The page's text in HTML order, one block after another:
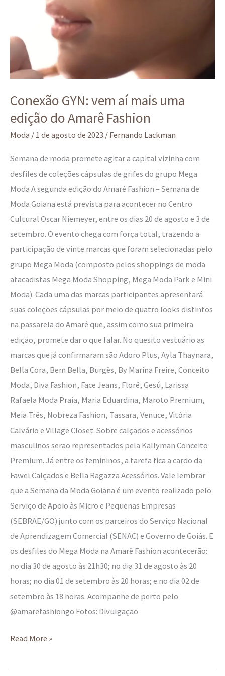
Conexão GYN: vem aí mais uma
edição do Amarê Fashion
Moda / 1 de agosto de 2023 / Fernando Lackman
Semana de moda promete agitar a capital vizinha com
desfiles de coleções cápsulas de grifes do grupo Mega
Moda A segunda edição do Amaré Fashion – Semana de
Moda Goiana está prevista para acontecer no Centro
Cultural Oscar Niemeyer, entre os dias 20 de agosto e 3 de
setembro. O evento chega com força total, trazendo a
participação de vinte marcas que foram selecionadas pelo
grupo Mega Moda (composto pelos shoppings de moda
atacadistas Mega Moda Shopping, Mega Moda Park e Mini
Moda). Cada uma das marcas participantes apresentará
suas coleções cápsulas por meio de quatro looks distintos
na passarela do Amaré que, assim como sua primeira
edição, promete dar o que falar. No quesito vestuário as
marcas que já confirmaram são Adoro Plus, Ayla Thaynara,
Bella Cora, Bem Bella, Burgês, By Marina Freire, Conceito
Moda, Diva Fashion, Face Jeans, Florê, Gesú, Larissa
Rafaela Moda Praia, Maria Eduardina, Maroto Premium,
Meia Três, Nobreza Fashion, Tassara, Venuce, Vitória
Calvário e Village Closet. Sobre calçados e acessórios
masculinos serão representados pela Kallyman Conceito
Premium. Já entre os femininos, a tarefa fica a cardo da
Fawel Calçados e Bella Ragazza Acessórios. Vale lembrar
que a Semana da Moda Goiana é um evento realizado pelo
Serviço de Apoio às Micro e Pequenas Empresas
(SEBRAE/GO) junto com os parceiros do Serviço Nacional
de Aprendizagem Comercial (SENAC) e Governo de Goiás. E
os desfiles do Mega Moda na Amarê Fashion acontecerão:
no dia 30 de agosto às 21h30; no dia 31 de agosto às 20
horas; no dia 01 de setembro às 20 horas; e no dia 02 de
setembro às 18 horas. Acompanhe de perto pelo
@amarefashiongo Fotos: Divulgação
Read More »